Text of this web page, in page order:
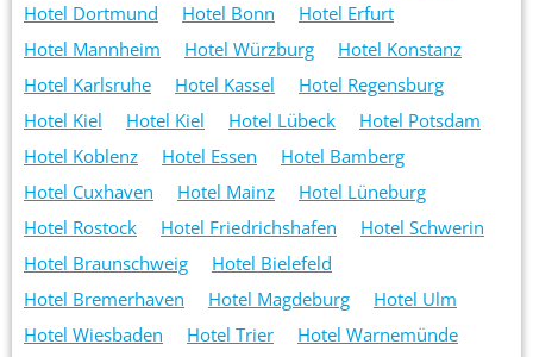
Hotel Dortmund
Hotel Bonn
Hotel Erfurt
Hotel Mannheim
Hotel Würzburg
Hotel Konstanz
Hotel Karlsruhe
Hotel Kassel
Hotel Regensburg
Hotel Kiel
Hotel Kiel Hotel Lübeck
Hotel Potsdam
Hotel Koblenz
Hotel Essen
Hotel Bamberg
Hotel Cuxhaven
Hotel Mainz
Hotel Lüneburg
Hotel Rostock
Hotel Friedrichshafen
Hotel Schwerin
Hotel Braunschweig
Hotel Bielefeld
Hotel Bremerhaven
Hotel Magdeburg
Hotel Ulm
Hotel Wiesbaden
Hotel Trier
Hotel Warnemünde